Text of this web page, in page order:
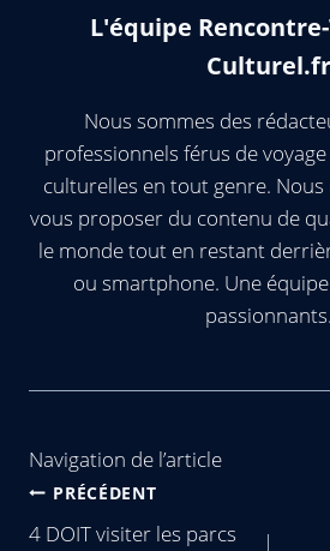
L'équipe
Culturel.fr
Nous sommes des
professionnels férus de
culturelles en tout genre. Nous
vous proposer du contenu de
le monde tout en restant
ou smartphone. Une
passionnants.
Navigation de l’article
PRÉCÉDENT
4 DOIT visiter les parcs